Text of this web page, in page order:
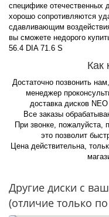
специфике отечественных
хорошо сопротивляются
сдавливающим
вы сможете недорого
56.4 DIA 71.6 S
Как
Достаточно позвонить
менеджер
доставка дисков
Все заказы
При звонке, пожалуйста,
это позволит
Цена действительна,
Другие диски с
(отличие только